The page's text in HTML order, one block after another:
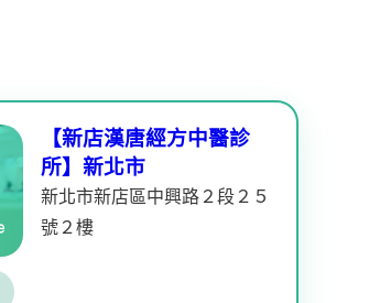
【新店漢唐經方中醫診
所】新北市
新北市新店區中興路２段２５
號２樓